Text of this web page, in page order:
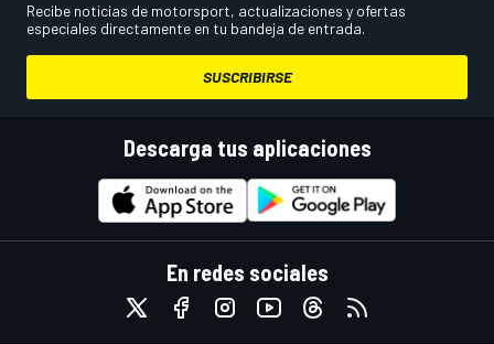
Recibe noticias de motorsport, actualizaciones y ofertas
especiales directamente en tu bandeja de entrada.
SUSCRIBIRSE
Descarga tus aplicaciones
En redes sociales